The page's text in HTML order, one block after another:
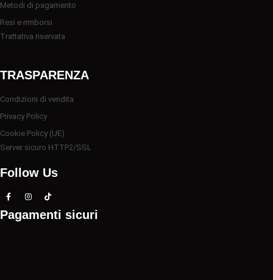
Metodi di pagamento
Resi e rimborsi
Trattativa riservata
TRASPARENZA
Condizioni di vendita
Privacy Policy
Cookie Policy (UE)
Server sicuro HTTP2/SSL
Follow Us
Pagamenti sicuri